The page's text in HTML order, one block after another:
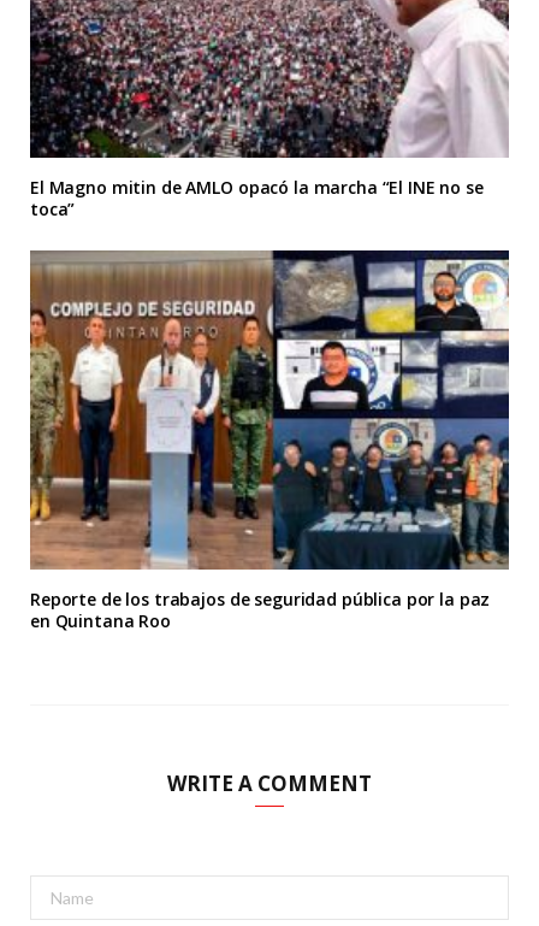
El Magno mitin de AMLO opacó la marcha “El INE no se
toca”
Reporte de los trabajos de seguridad pública por la paz
en Quintana Roo
WRITE A COMMENT